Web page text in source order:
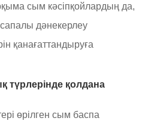
сым кәсіпқойлардың да,
дәнекерлеу
қанағаттандыруға
қолдана
өрілген сым баспа